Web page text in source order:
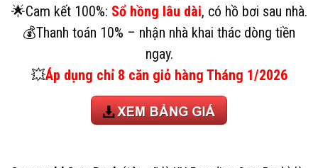
🌟Cam kết 100%: Sổ hồng lâu dài, có hồ bơi sau nhà.
💰Thanh toán 10% – nhận nhà khai thác dòng tiền
ngay.
💥Áp dụng chỉ 8 căn giỏ hàng Tháng 1/2026